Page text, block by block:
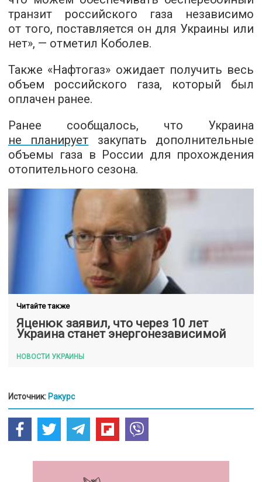
транзит российского газа независимо
от того, поставляется он для Украины или
нет», — отметил Коболев.
Также «Нафтогаз» ожидает получить весь
объем российского газа, который был
оплачен ранее.
Ранее сообщалось, что Украина
не планирует закупать дополнительные
объемы газа в России для прохождения
отопительного сезона.
Читайте также
Яценюк заявил, что через 10 лет
Украина станет энергонезависимой
НОВОСТИ УКРАИНЫ
Источник: Ракурс